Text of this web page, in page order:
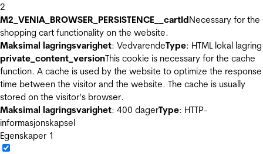
2
M2_VENIA_BROWSER_PERSISTENCE__cartIdNecessary for the
shopping cart functionality on the website.
Maksimal lagringsvarighet: VedvarendeType: HTML lokal lagring
private_content_versionThis cookie is necessary for the cache
function. A cache is used by the website to optimize the response
time between the visitor and the website. The cache is usually
stored on the visitor’s browser.
Maksimal lagringsvarighet: 400 dagerType: HTTP-
informasjonskapsel
Egenskaper 1